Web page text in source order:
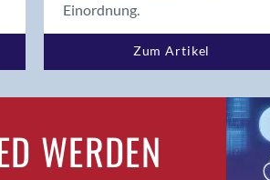
Einordnung.
Zum Artikel
WERDEN